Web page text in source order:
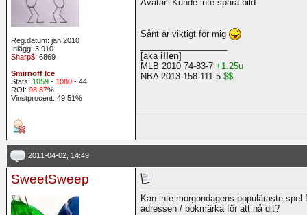
Reg.datum: jan 2010
Inlägg: 3 910
Sharp$: 6869
Smirnoff Ice
Stats: 1059 - 1080 - 44
ROI: 98.87%
Vinstprocent: 49.51%
Avatar: Kunde inte spara bild.
Sånt är viktigt för mig
[aka illen]
MLB 2010 74-83-7 +1.25u
NBA 2013 158-111-5 $$
2011-04-02, 14:49
SweetSweep
Kan inte morgondagens populäraste
adressen / bokmärka för att nå dit?